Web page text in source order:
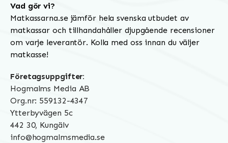
Vad gör vi?
Matkassarna.se jämför hela svenska utbudet av
matkassar och tillhandahåller djupgående recensioner
om varje leverantör. Kolla med oss innan du väljer
matkasse!
Företagsuppgifter:
Hogmalms Media AB
Org.nr: 559132-4347
Ytterbyvägen 5c
442 30, Kungälv
info@hogmalmsmedia.se